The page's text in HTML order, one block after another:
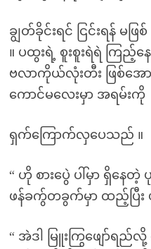
ချွတ်ခိုင်းရင် ငြင်းရန် မ
။ ပထွးရဲ့ စူးစူးရဲရဲ ကြည့်
ဗလာကိုယ်လုံးတီး ဖြစ်အေ
ကောင်မလေးမှာ အရမ်းကို
ရှက်ကြောက်လှပေသည် ။
“ ဟို စားပွေဲ ပါ်မှာ ရှိန
ဖန်ခကွ်တခွက်မှာ ထည့်ပြီး
“ အဲဒါ မြူးကြွဖျော်ရ